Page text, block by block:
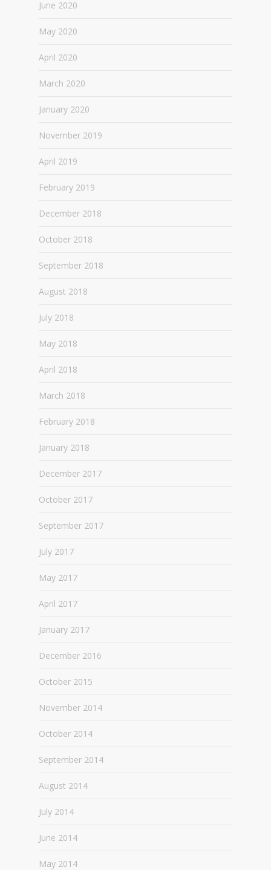
June 2020
May 2020
April 2020
March 2020
January 2020
November 2019
April 2019
February 2019
December 2018
October 2018
September 2018
August 2018
July 2018
May 2018
April 2018
March 2018
February 2018
January 2018
December 2017
October 2017
September 2017
July 2017
May 2017
April 2017
January 2017
December 2016
October 2015
November 2014
October 2014
September 2014
August 2014
July 2014
June 2014
May 2014